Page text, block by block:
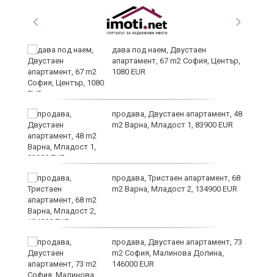
дава под наем, Двустаен
апартамент, 67 m2 София, Център,
1080 EUR
продава, Двустаен апартамент, 48
m2 Варна, Младост 1, 83900 EUR
продава, Тристаен апартамент, 68
m2 Варна, Младост 2, 134900 EUR
продава, Двустаен апартамент, 73
m2 София, Малинова Долина,
146000 EUR